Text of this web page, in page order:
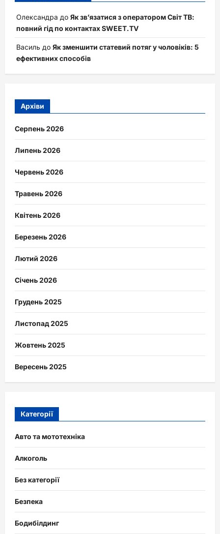
Олександра до Як зв’язатися з оператором Світ ТВ:
повний гід по контактах SWEET.TV
Василь до Як зменшити статевий потяг у чоловіків: 5
ефективних способів
Архіви
Серпень 2026
Липень 2026
Червень 2026
Травень 2026
Квітень 2026
Березень 2026
Лютий 2026
Січень 2026
Грудень 2025
Листопад 2025
Жовтень 2025
Вересень 2025
Категорії
Авто та мототехніка
Алкоголь
Без категорії
Безпека
Бодибілдинг